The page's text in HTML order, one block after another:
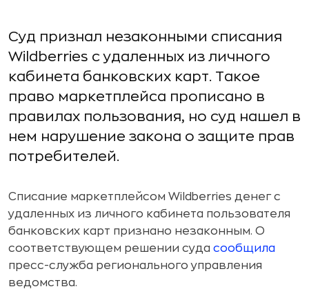
Суд признал незаконными списания
Wildberries с удаленных из личного
кабинета банковских карт. Такое
право маркетплейса прописано в
правилах пользования, но суд нашел в
нем нарушение закона о защите прав
потребителей.
Списание маркетплейсом Wildberries денег с
удаленных из личного кабинета пользователя
банковских карт признано незаконным. О
соответствующем решении суда сообщила
пресс-служба регионального управления
ведомства.